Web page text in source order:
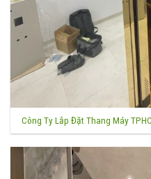
Công Ty Lắp Đặt Thang Máy